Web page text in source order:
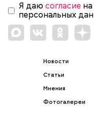
Я даю согласие
персональных
Новости
Статьи
Мнения
Фотогалереи